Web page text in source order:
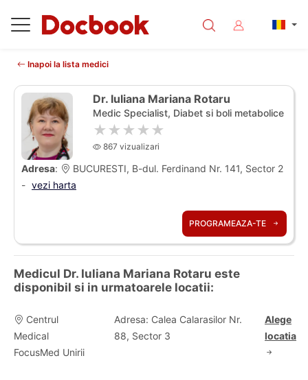
Inapoi la lista medici
Dr. Iuliana Mariana Rotaru
Medic Specialist, Diabet si boli metabolice
★★★★★
867 vizualizari
Adresa:
BUCURESTI, B-dul. Ferdinand Nr. 141, Sector 2
- vezi harta
PROGRAMEAZA-TE
Medicul Dr. Iuliana Mariana Rotaru este
disponibil si in urmatoarele locatii:
Centrul
Medical
FocusMed Unirii
Adresa: Calea Calarasilor Nr.
88, Sector 3
Alege
locatia